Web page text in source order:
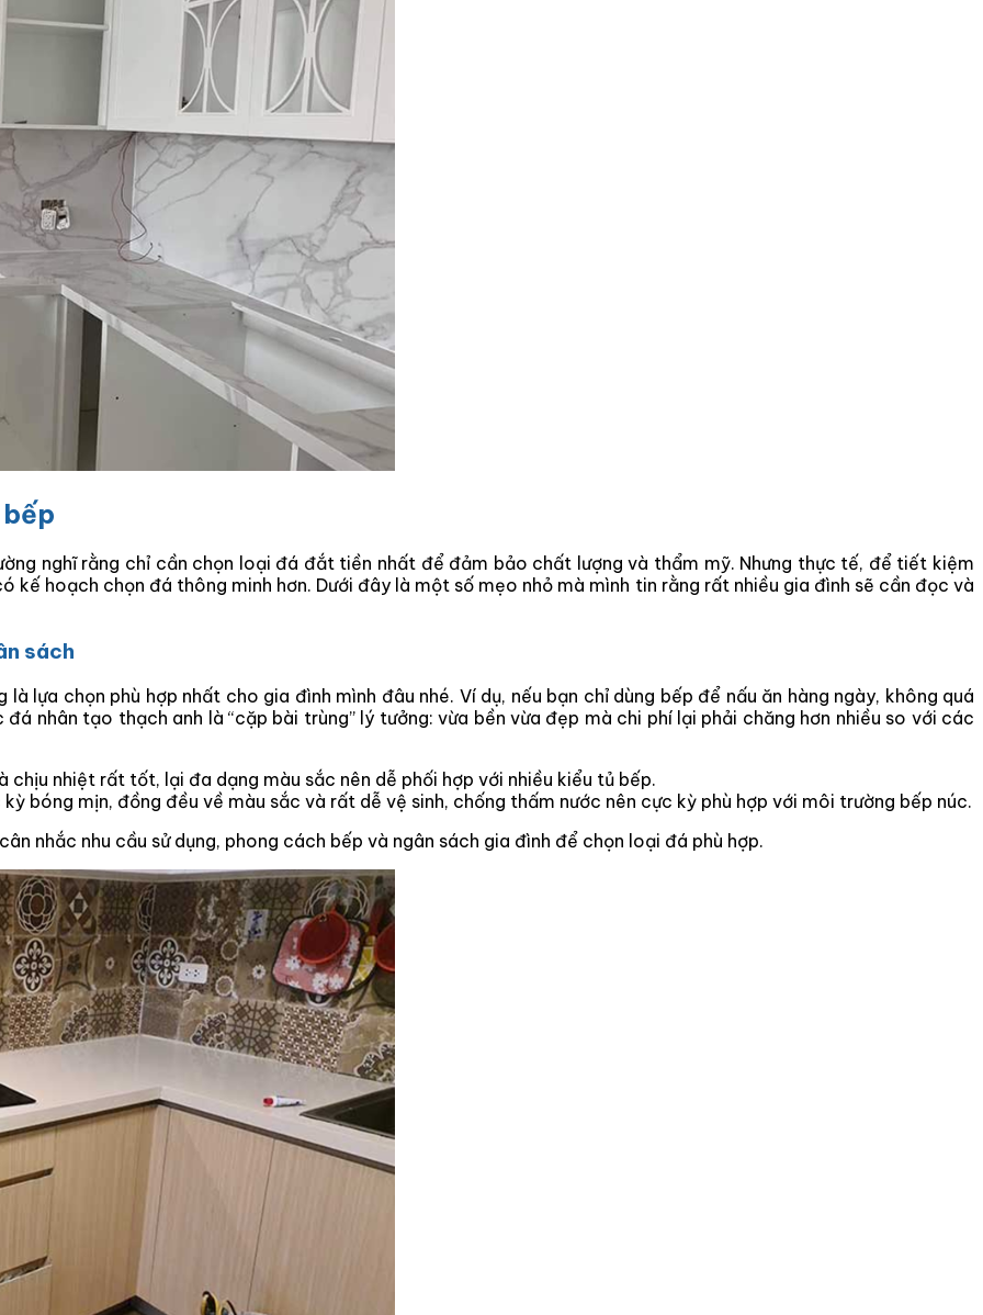
nghĩ rằng chỉ cần chọn loại đá đắt tiền nhất để đảm bảo chất lượng và thẩm mỹ. Nhưng thực tế, để tiết kiệm
kế hoạch chọn đá thông minh hơn. Dưới đây là một số mẹo nhỏ mà mình tin rằng rất nhiều gia đình sẽ cần đọc và
sách
lựa chọn phù hợp nhất cho gia đình mình đâu nhé. Ví dụ, nếu bạn chỉ dùng bếp để nấu ăn hàng ngày, không quá
nhân tạo thạch anh là “cặp bài trùng” lý tưởng: vừa bền vừa đẹp mà chi phí lại phải chăng hơn nhiều so với các
chịu nhiệt rất tốt, lại đa dạng màu sắc nên dễ phối hợp với nhiều kiểu tủ bếp.
bóng mịn, đồng đều về màu sắc và rất dễ vệ sinh, chống thấm nước nên cực kỳ phù hợp với môi trường bếp núc.
nhắc nhu cầu sử dụng, phong cách bếp và ngân sách gia đình để chọn loại đá phù hợp.